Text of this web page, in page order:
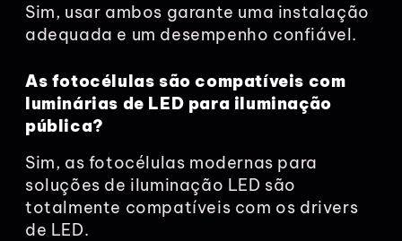
Sim, usar ambos garante uma instalação
adequada e um desempenho confiável.
As fotocélulas são compatíveis com
luminárias de LED para iluminação
pública?
Sim, as fotocélulas modernas para
soluções de iluminação LED são
totalmente compatíveis com os drivers
de LED.